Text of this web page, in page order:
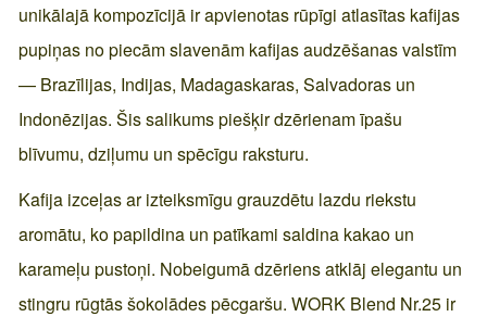
unikālajā kompozīcijā ir apvienotas rūpīgi atlasītas kafijas
pupiņas no piecām slavenām kafijas audzēšanas valstīm
— Brazīlijas, Indijas, Madagaskaras, Salvadoras un
Indonēzijas. Šis salikums piešķir dzērienam īpašu
blīvumu, dziļumu un spēcīgu raksturu.
Kafija izceļas ar izteiksmīgu grauzdētu lazdu riekstu
aromātu, ko papildina un patīkami saldina kakao un
karameļu pustoņi. Nobeigumā dzēriens atklāj elegantu un
stingru rūgtās šokolādes pēcgaršu. WORK Blend Nr.25 ir